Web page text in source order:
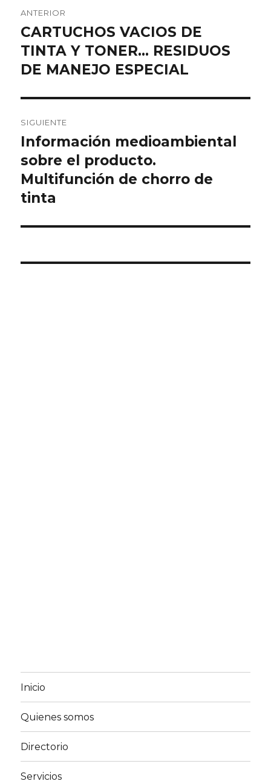
de
entradas
ANTERIOR
Entrada
anterior:
CARTUCHOS VACIOS DE
TINTA Y TONER… RESIDUOS
DE MANEJO ESPECIAL
SIGUIENTE
Entrada
siguiente:
Información medioambiental
sobre el producto.
Multifunción de chorro de
tinta
Inicio
Quienes somos
Directorio
Servicios